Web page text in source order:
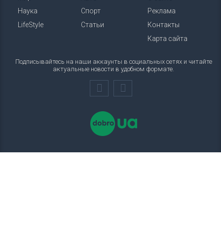
Наука
LifeStyle
Спорт
Статьи
Реклама
Контакты
Карта сайта
Подписывайтесь на наши аккаунты в социальных сетях и читайте
актуальные новости в удобном формате.